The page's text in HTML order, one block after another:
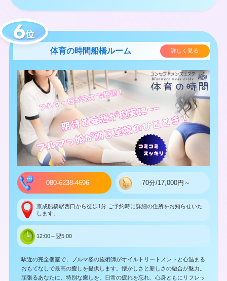
位
体育の時間船橋ルーム 詳しく見る
080-6238-4696 70分/17,000円～
京成船橋駅西口から徒歩1分 ご予約時に詳細の住所をお知らせいた
します。
12:00～翌5:00
駅近の完全個室で、ブルマ姿の施術師がオイルトリートメントと心温まる
おもてなしで最高の癒しを提供します。懐かしさと新しさの融合が魅力。
頑張るあなたに、特別な癒しを。日常の疲れを忘れ、心身ともにリフレッ